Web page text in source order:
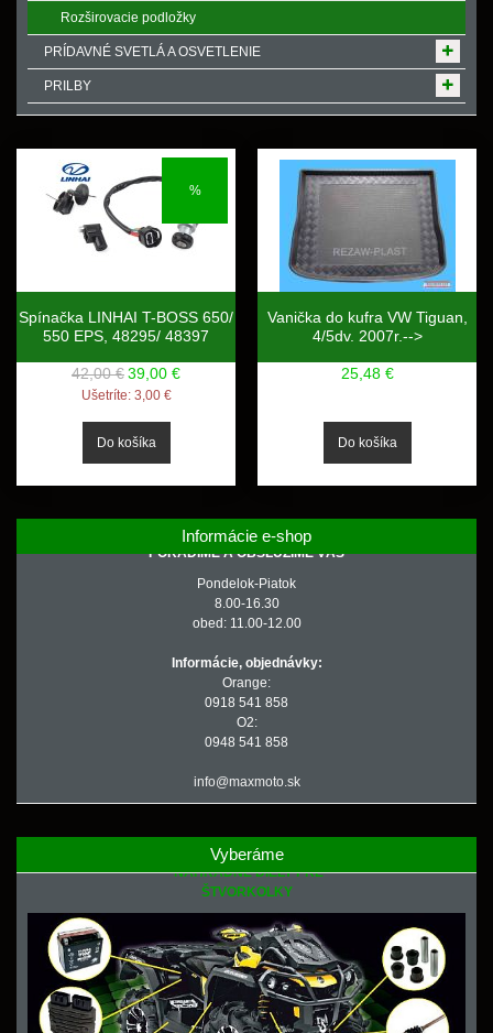
Rozširovacie podložky
PRÍDAVNÉ SVETLÁ A OSVETLENIE
PRILBY
%
Spínačka LINHAI T-BOSS 650/
550 EPS, 48295/ 48397
42,00 €39,00 €
Ušetríte: 3,00 €
Vanička do kufra VW Tiguan,
4/5dv. 2007r.-->
25,48 €
Informácie e-shop
PORADÍME A OBSLÚŽIME VÁS
Pondelok-Piatok
8.00-16.30
obed: 11.00-12.00
Informácie, objednávky:
Orange:
0918 541 858
O2:
0948 541 858
info@maxmoto.sk
Vyberáme
NÁHRADNÉ DIELY PRE
ŠTVORKOLKY